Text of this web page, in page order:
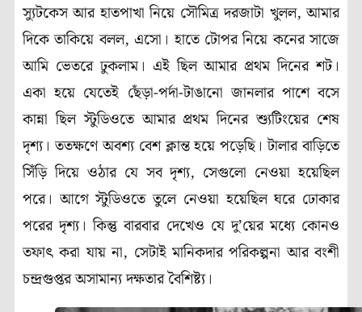
স্যুটকেস আর হাতপাখা নিয়ে সৌমিত্র দরজাটা খুলল,আমার
দিকে তাকিয়ে বলল, এসো। হাতে টোপর নিয়ে কনের সাজে
আমি ভেতরে ঢুকলাম। এই ছিল আমার প্রথম দিনের শট।
একা হয়ে যেতেই ছেঁড়া-পর্দা-টাঙানো জানলার পাশে বসে
কান্না ছিল স্টুডিওতে আমার প্রথম দিনের শ্যুটিংয়ের শেষ
দৃশ্য। ততক্ষণে অবশ্য বেশ ক্লান্ত হয়ে পড়েছি। টালার বাড়িতে
সিঁড়ি দিয়ে ওঠার যে সব দৃশ্য, সেগুলো নেওয়া হয়েছিল
পরে। আগে স্টুডিওতে তুলে নেওয়া হয়েছিল ঘরে ঢোকার
পরের দৃশ্য। কিন্তু বারবার দেখেও যে দু’য়ের মধ্যে কোনও
তফাৎ করা যায় না, সেটাই মানিকদার পরিকল্পনা আর বংশী
চন্দ্রগুপ্তর অসামান্য দক্ষতার বৈশিষ্ট্য।